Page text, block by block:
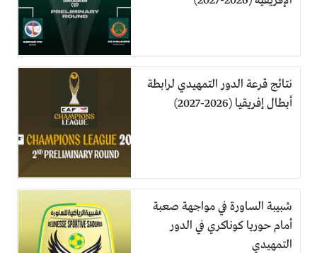
نتائج قرعة الدور التمهيدي لرابطة
أبطال إفريقيا (2026-2027)
شبيبة الساورة في مواجهة صعبة
أمام حوريا كوناكري في الدور
التمهيدي